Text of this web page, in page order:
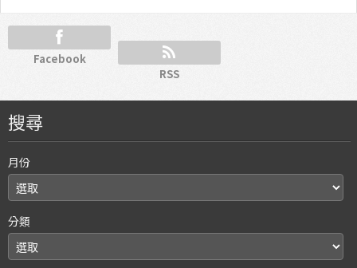
Facebook
RSS
搜尋
月份
分類